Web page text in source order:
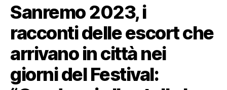
Sanremo 2023, i
racconti delle escort che
arrivano in città nei
giorni del Festival: